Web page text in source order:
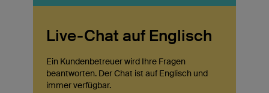
Live-Chat auf Englisch
Ein Kundenbetreuer wird Ihre Fragen
beantworten. Der Chat ist auf Englisch und
immer verfügbar.